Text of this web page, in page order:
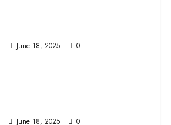
June 18, 2025 0
June 18, 2025 0